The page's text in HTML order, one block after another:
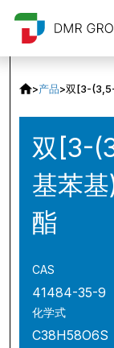
>产品>双[3-
双[3-
基苯
酯
CAS
41484-35-9
化学式
C38H58O6S